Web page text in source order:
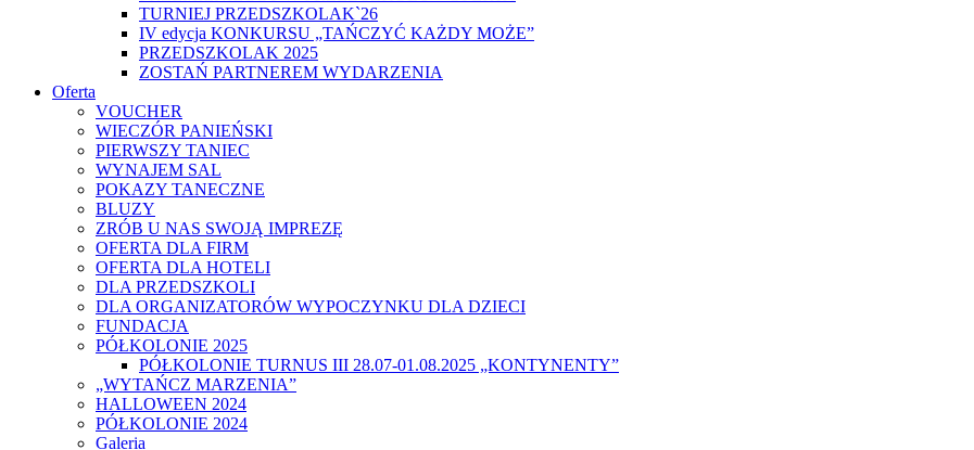
TURNIEJ PRZEDSZKOLAK`26
IV edycja KONKURSU „TAŃCZYĆ KAŻDY MOŻE”
PRZEDSZKOLAK 2025
ZOSTAŃ PARTNEREM WYDARZENIA
Oferta
VOUCHER
WIECZÓR PANIEŃSKI
PIERWSZY TANIEC
WYNAJEM SAL
POKAZY TANECZNE
BLUZY
ZRÓB U NAS SWOJĄ IMPREZĘ
OFERTA DLA FIRM
OFERTA DLA HOTELI
DLA PRZEDSZKOLI
DLA ORGANIZATORÓW WYPOCZYNKU DLA DZIECI
FUNDACJA
PÓŁKOLONIE 2025
PÓŁKOLONIE TURNUS III 28.07-01.08.2025 „KONTYNENTY”
„WYTAŃCZ MARZENIA”
HALLOWEEN 2024
PÓŁKOLONIE 2024
Galeria